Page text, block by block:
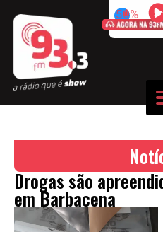
50%
Drogas são
em Barbacena